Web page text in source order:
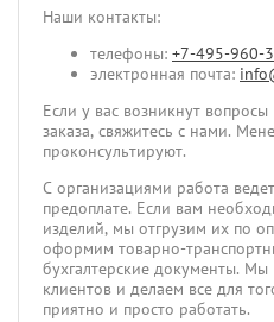
Наши контакты:
телефоны: +7-495-960-
электронная почта:
Если у вас возникнут
заказа, свяжитесь с нами.
проконсультируют.
С организациями работа
предоплате. Если вам
изделий, мы отгрузим их по
оформим товарно-
бухгалтерские документы.
клиентов и делаем все для
приятно и просто работать.